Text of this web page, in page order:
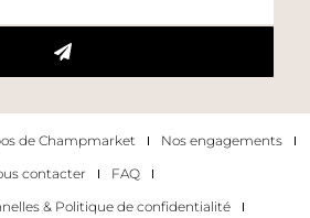
de Champmarket
Nos engagements
contacter
FAQ
& Politique de confidentialité